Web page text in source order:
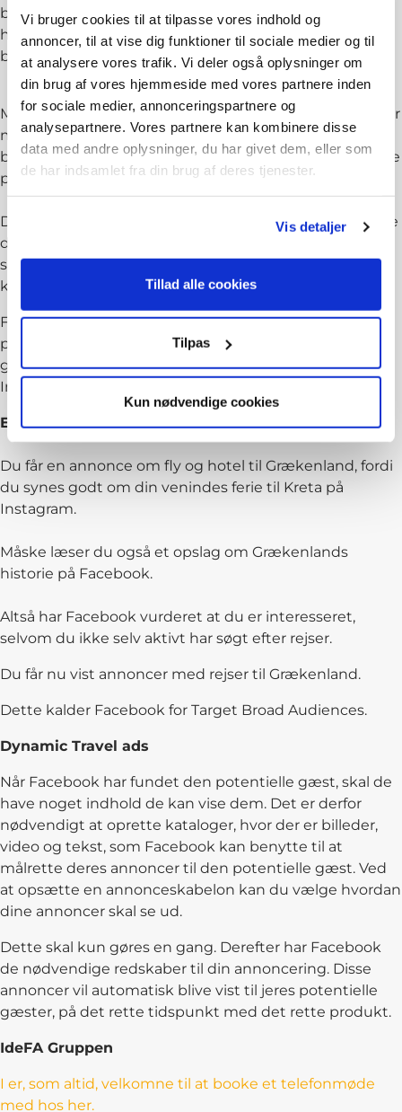
Vi bruger cookies til at tilpasse vores indhold og
annoncer, til at vise dig funktioner til sociale medier og til
at analysere vores trafik. Vi deler også oplysninger om
din brug af vores hjemmeside med vores partnere inden
for sociale medier, annonceringspartnere og
analysepartnere. Vores partnere kan kombinere disse
data med andre oplysninger, du har givet dem, eller som
de har indsamlet fra din brug af deres tjenester.
Vis detaljer
Tillad alle cookies
Tilpas
Kun nødvendige cookies
bruge dataen fra din hjemmeside eller app til at
henvende sig til dem der allerede har været inde og
bestille et værelse eller se menuen i restauranten.
Med Pixels eller SDK, har du mulighed for at nå dem der
måske ikke helt har besluttet sig, eller de der har
booket et værelse, men som du ønsker at tilbyde andre
produkter.
Dette betegnes også som re-targeting. Ved at målrette
dine budskaber til dine tidligere besøgende, er
sandsynligheden omkring 70% højere for at de
konvertere.
Facebook kan også benytte deres data til at finde
potentielle gæster. Facebook finder de potentielle
gæster på baggrund af deres adfærd på Facebook og
Instagram.
Et eksempel kunne være:
Du får en annonce om fly og hotel til Grækenland, fordi
du synes godt om din venindes ferie til Kreta på
Instagram.
Måske læser du også et opslag om Grækenlands
historie på Facebook.
Altså har Facebook vurderet at du er interesseret,
selvom du ikke selv aktivt har søgt efter rejser.
Du får nu vist annoncer med rejser til Grækenland.
Dette kalder Facebook for Target Broad Audiences.
Dynamic Travel ads
Når Facebook har fundet den potentielle gæst, skal de
have noget indhold de kan vise dem. Det er derfor
nødvendigt at oprette kataloger, hvor der er billeder,
video og tekst, som Facebook kan benytte til at
målrette deres annoncer til den potentielle gæst. Ved
at opsætte en annonceskabelon kan du vælge hvordan
dine annoncer skal se ud.
Dette skal kun gøres en gang. Derefter har Facebook
de nødvendige redskaber til din annoncering. Disse
annoncer vil automatisk blive vist til jeres potentielle
gæster, på det rette tidspunkt med det rette produkt.
IdeFA Gruppen
I er, som altid, velkomne til at booke et telefonmøde
med hos her.